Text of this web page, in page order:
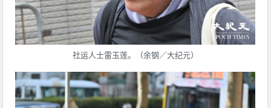
社运人士雷玉莲。（余钢／大纪元）